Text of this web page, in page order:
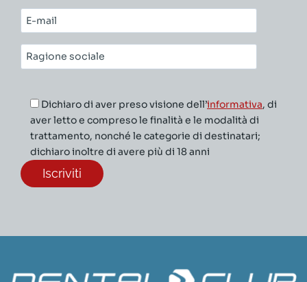
cognome*
E-
mail*
Ragione
sociale*
Dichiaro di aver preso visione dell’informativa, di
aver letto e compreso le finalità e le modalità di
trattamento, nonché le categorie di destinatari;
dichiaro inoltre di avere più di 18 anni